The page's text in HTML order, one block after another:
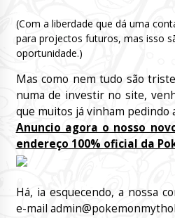
(Com a liberdade que dá uma
para projectos futuros, mas isso
oportunidade.)
Mas como nem tudo são
numa de investir no site,
que muitos já vinham pedindo
Anuncio agora o nosso
endereço 100% oficial da
Há, ia esquecendo, a nossa
e-mail